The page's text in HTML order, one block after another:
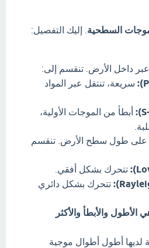
السطحية . إليك التفصيل:
عبر داخل الأرض. تنقسم إلى:
سريعة، تنتقل عبر المواد
أبطأ من الموجات الأولية،
على طول سطح الأرض. تنقسم
تتحرك بشكل أفقي.
تتحرك بشكل دائري
والأبطأ والأكثر
لديها أطول أطوال موجية